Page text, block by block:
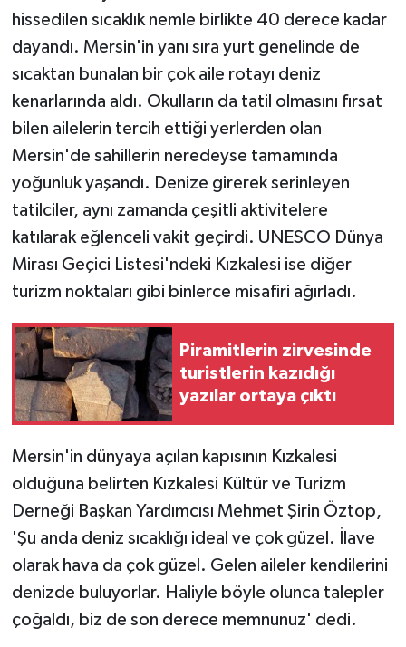
hissedilen sıcaklık nemle birlikte 40 derece kadar
dayandı. Mersin'in yanı sıra yurt genelinde de
sıcaktan bunalan bir çok aile rotayı deniz
kenarlarında aldı. Okulların da tatil olmasını fırsat
bilen ailelerin tercih ettiği yerlerden olan
Mersin'de sahillerin neredeyse tamamında
yoğunluk yaşandı. Denize girerek serinleyen
tatilciler, aynı zamanda çeşitli aktivitelere
katılarak eğlenceli vakit geçirdi. UNESCO Dünya
Mirası Geçici Listesi'ndeki Kızkalesi ise diğer
turizm noktaları gibi binlerce misafiri ağırladı.
Piramitlerin zirvesinde
turistlerin kazıdığı
yazılar ortaya çıktı
Mersin'in dünyaya açılan kapısının Kızkalesi
olduğuna belirten Kızkalesi Kültür ve Turizm
Derneği Başkan Yardımcısı Mehmet Şirin Öztop,
'Şu anda deniz sıcaklığı ideal ve çok güzel. İlave
olarak hava da çok güzel. Gelen aileler kendilerini
denizde buluyorlar. Haliyle böyle olunca talepler
çoğaldı, biz de son derece memnunuz' dedi.